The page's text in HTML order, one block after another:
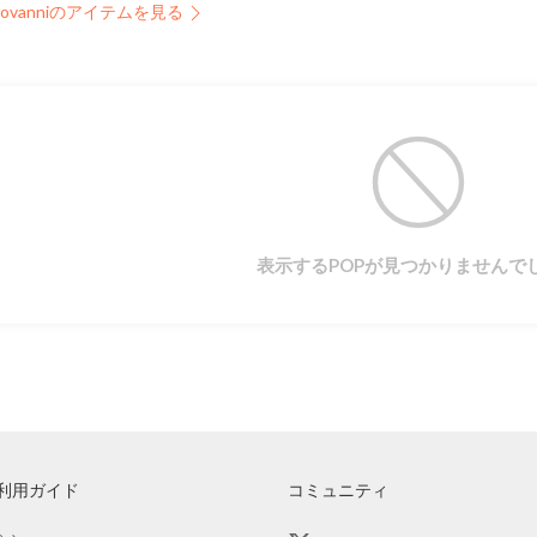
のアイテムを見る
表示するPOPが見つかりませんで
用ガイド コミュニティ